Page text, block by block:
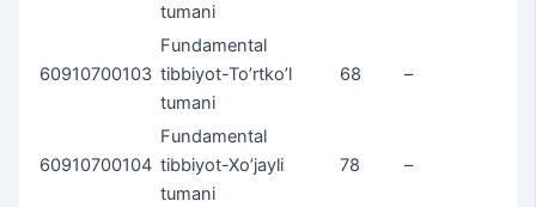
tumani
60910700103
Fundamental
tibbiyot-To’rtko’l
tumani
68 –
60910700104
Fundamental
tibbiyot-Xo’jayli
tumani
78 –